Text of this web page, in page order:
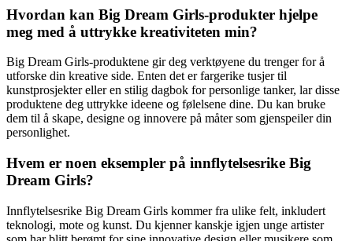
Hvordan kan Big Dream Girls-produkter hjelpe
meg med å uttrykke kreativiteten min?
Big Dream Girls-produktene gir deg verktøyene du trenger for å
utforske din kreative side. Enten det er fargerike tusjer til
kunstprosjekter eller en stilig dagbok for personlige tanker, lar disse
produktene deg uttrykke ideene og følelsene dine. Du kan bruke
dem til å skape, designe og innovere på måter som gjenspeiler din
personlighet.
Hvem er noen eksempler på innflytelsesrike Big
Dream Girls?
Innflytelsesrike Big Dream Girls kommer fra ulike felt, inkludert
teknologi, mote og kunst. Du kjenner kanskje igjen unge artister